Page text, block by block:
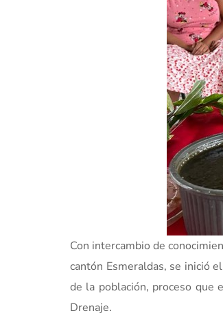
Con intercambio de
cantón Esmeraldas, se inició
de la población, proceso que
Drenaje.